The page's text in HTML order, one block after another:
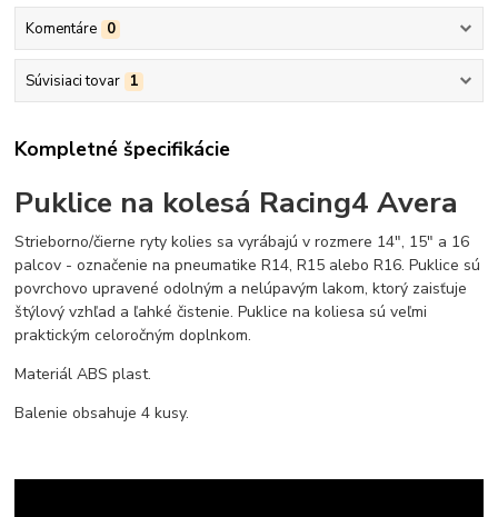
Komentáre 0
Súvisiaci tovar 1
Kompletné špecifikácie
Puklice na kolesá Racing4 Avera
Strieborno/čierne ryty kolies sa vyrábajú v rozmere 14", 15" a 16
palcov - označenie na pneumatike R14, R15 alebo R16. Puklice sú
povrchovo upravené odolným a nelúpavým lakom, ktorý zaisťuje
štýlový vzhľad a ľahké čistenie. Puklice na koliesa sú veľmi
praktickým celoročným doplnkom.
Materiál ABS plast.
Balenie obsahuje 4 kusy.